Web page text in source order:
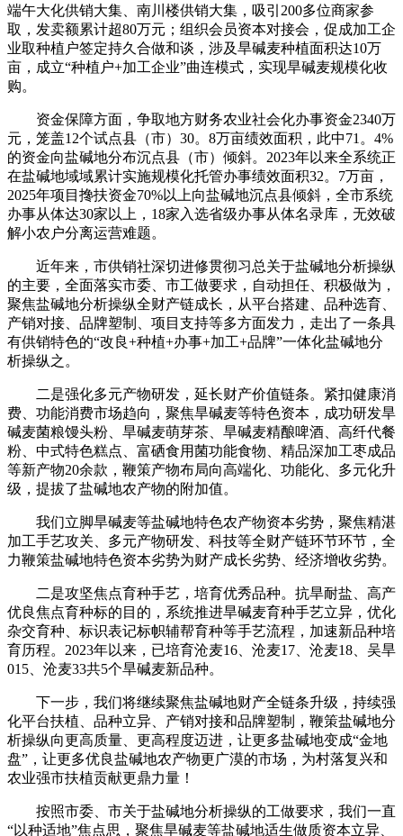
端午大化供销大集、南川楼供销大集，吸引200多位商家参
取，发卖额累计超80万元；组织会员资本对接会，促成加工企
业取种植户签定持久合做和谈，涉及旱碱麦种植面积达10万
亩，成立“种植户+加工企业”曲连模式，实现旱碱麦规模化收
购。
资金保障方面，争取地方财务农业社会化办事资金2340万
元，笼盖12个试点县（市）30。8万亩绩效面积，此中71。4%
的资金向盐碱地分布沉点县（市）倾斜。2023年以来全系统正
在盐碱地域域累计实施规模化托管办事绩效面积32。7万亩，
2025年项目搀扶资金70%以上向盐碱地沉点县倾斜，全市系统
办事从体达30家以上，18家入选省级办事从体名录库，无效破
解小农户分离运营难题。
近年来，市供销社深切进修贯彻习总关于盐碱地分析操纵
的主要，全面落实市委、市工做要求，自动担任、积极做为，
聚焦盐碱地分析操纵全财产链成长，从平台搭建、品种选育、
产销对接、品牌塑制、项目支持等多方面发力，走出了一条具
有供销特色的“改良+种植+办事+加工+品牌”一体化盐碱地分
析操纵之。
二是强化多元产物研发，延长财产价值链条。紧扣健康消
费、功能消费市场趋向，聚焦旱碱麦等特色资本，成功研发旱
碱麦菌粮馒头粉、旱碱麦萌芽茶、旱碱麦精酿啤酒、高纤代餐
粉、中式特色糕点、富硒食用菌功能食物、精品深加工枣成品
等新产物20余款，鞭策产物布局向高端化、功能化、多元化升
级，提拔了盐碱地农产物的附加值。
我们立脚旱碱麦等盐碱地特色农产物资本劣势，聚焦精湛
加工手艺攻关、多元产物研发、科技等全财产链环节环节，全
力鞭策盐碱地特色资本劣势为财产成长劣势、经济增收劣势。
二是攻坚焦点育种手艺，培育优秀品种。抗旱耐盐、高产
优良焦点育种标的目的，系统推进旱碱麦育种手艺立异，优化
杂交育种、标识表记标帜辅帮育种等手艺流程，加速新品种培
育历程。2023年以来，已培育沧麦16、沧麦17、沧麦18、吴旱
015、沧麦33共5个旱碱麦新品种。
下一步，我们将继续聚焦盐碱地财产全链条升级，持续强
化平台扶植、品种立异、产销对接和品牌塑制，鞭策盐碱地分
析操纵向更高质量、更高程度迈进，让更多盐碱地变成“金地
盘”，让更多优良盐碱地农产物更广漠的市场，为村落复兴和
农业强市扶植贡献更鼎力量！
按照市委、市关于盐碱地分析操纵的工做要求，我们一直
“以种适地”焦点思，聚焦旱碱麦等盐碱地适生做质资本立异、